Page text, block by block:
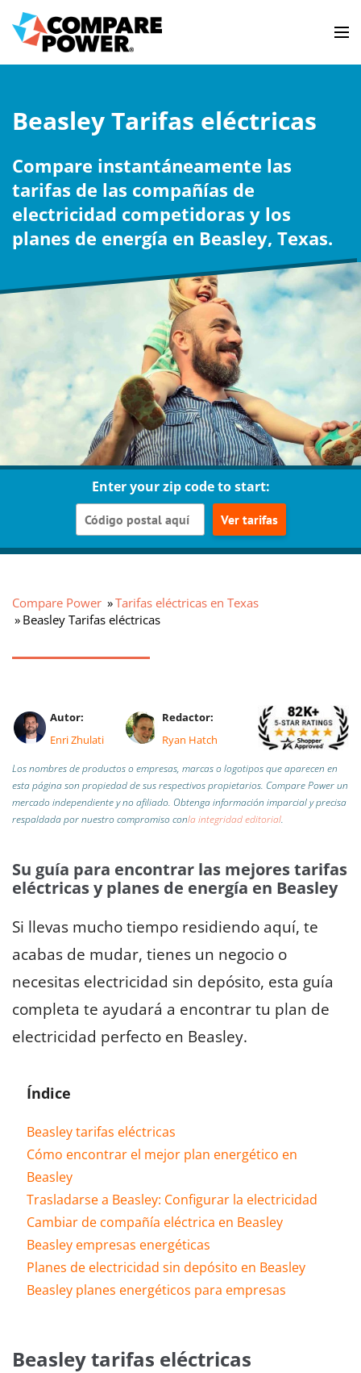
Beasley Tarifas eléctricas
Compare instantáneamente las
tarifas de las compañías de
electricidad competidoras y los
planes de energía en Beasley, Texas.
Enter your zip code to start:
Ver tarifas
Compare Power
Tarifas eléctricas en Texas
Beasley Tarifas eléctricas
Autor:
Enri Zhulati
Redactor:
Ryan Hatch
Los nombres de productos o empresas, marcas o logotipos que aparecen en
esta página son propiedad de sus respectivos propietarios. Compare Power un
mercado independiente y no afiliado. Obtenga información imparcial y precisa
respaldada por nuestro compromiso conla integridad editorial.
Su guía para encontrar las mejores tarifas
eléctricas y planes de energía en Beasley
Si llevas mucho tiempo residiendo aquí, te
acabas de mudar, tienes un negocio o
necesitas electricidad sin depósito, esta guía
completa te ayudará a encontrar tu plan de
electricidad perfecto en Beasley.
Índice
Beasley tarifas eléctricas
Cómo encontrar el mejor plan energético en
Beasley
Trasladarse a Beasley: Configurar la electricidad
Cambiar de compañía eléctrica en Beasley
Beasley empresas energéticas
Planes de electricidad sin depósito en Beasley
Beasley planes energéticos para empresas
Beasley tarifas eléctricas